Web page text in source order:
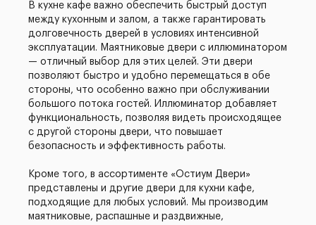
В кухне кафе важно обеспечить быстрый доступ
между кухонным и залом, а также гарантировать
долговечность дверей в условиях интенсивной
эксплуатации. Маятниковые двери с иллюминатором
— отличный выбор для этих целей. Эти двери
позволяют быстро и удобно перемещаться в обе
стороны, что особенно важно при обслуживании
большого потока гостей. Иллюминатор добавляет
функциональность, позволяя видеть происходящее
с другой стороны двери, что повышает
безопасность и эффективность работы.
Кроме того, в ассортименте «Остиум Двери»
представлены и другие двери для кухни кафе,
подходящие для любых условий. Мы производим
маятниковые, распашные и раздвижные,